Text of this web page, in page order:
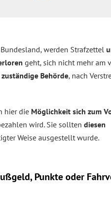
werden Strafzettel
geht, sich nicht mehr am
Behörde, nach
hier die Möglichkeit sich zum
wird. Sie sollten diesen
Weise ausgestellt wurde.
Punkte oder